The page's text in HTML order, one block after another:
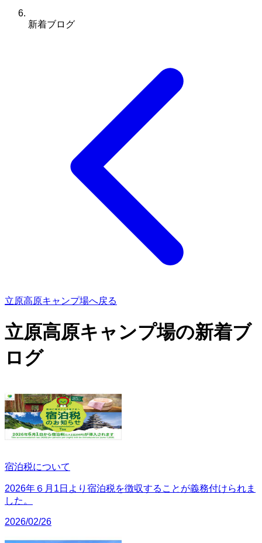
新着ブログ
立原高原キャンプ場へ戻る
立原高原キャンプ場の新着ブ
ログ
宿泊税について
2026年６月1日より宿泊税を徴収することが義務付けられま
した。
2026/02/26